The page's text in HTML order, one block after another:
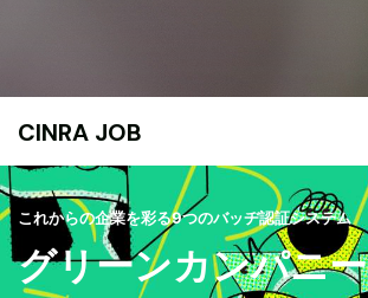
CINRA JOB
これからの企業を彩る9つのバッヂ認証システム
グリーンカンパニー